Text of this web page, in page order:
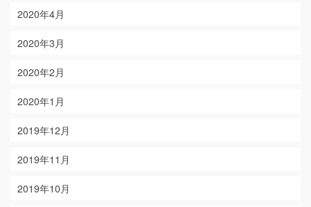
2020年4月
2020年3月
2020年2月
2020年1月
2019年12月
2019年11月
2019年10月